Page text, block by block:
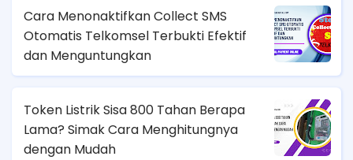
Cara Menonaktifkan Collect SMS
Otomatis Telkomsel Terbukti Efektif
dan Menguntungkan
Token Listrik Sisa 800 Tahan Berapa
Lama? Simak Cara Menghitungnya
dengan Mudah